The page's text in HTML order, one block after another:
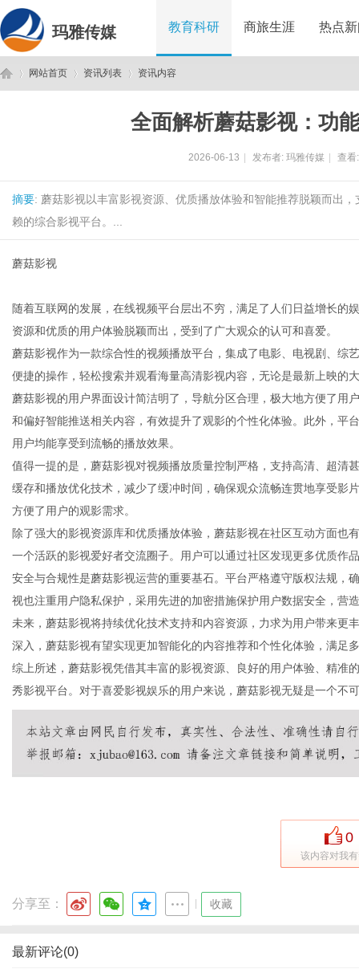
玛雅传媒 教育科研 商旅生涯 热点
网站首页 资讯列表 资讯内容
全面解析蘑菇影视：功
2026-06-13 发布者: 玛雅传媒 查
摘要: 蘑菇影视以丰富影视资源、优质播放体验和智能推荐脱颖而出
赖的综合影视平台。...
蘑菇影视
随着互联网的发展，在线视频平台层出不穷，满足了人们日益增长的
资源和优质的用户体验脱颖而出，受到了广大观众的认可和喜爱。
蘑菇影视作为一款综合性的视频播放平台，集成了电影、电视剧、综
便捷的操作，轻松搜索并观看海量高清影视内容，无论是最新上映的
蘑菇影视的用户界面设计简洁明了，导航分区合理，极大地方便了用
和偏好智能推送相关内容，有效提升了观影的个性化体验。此外，平
用户均能享受到流畅的播放效果。
值得一提的是，蘑菇影视对视频播放质量控制严格，支持高清、超清
缓存和播放优化技术，减少了缓冲时间，确保观众流畅连贯地享受影
方便了用户的观影需求。
除了强大的影视资源库和优质播放体验，蘑菇影视在社区互动方面也
一个活跃的影视爱好者交流圈子。用户可以通过社区发现更多优质作
安全与合规性是蘑菇影视运营的重要基石。平台严格遵守版权法规，
视也注重用户隐私保护，采用先进的加密措施保护用户数据安全，营
未来，蘑菇影视将持续优化技术支持和内容资源，力求为用户带来更
深入，蘑菇影视有望实现更加智能化的内容推荐和个性化体验，满足
综上所述，蘑菇影视凭借其丰富的影视资源、良好的用户体验、精准
秀影视平台。对于喜爱影视娱乐的用户来说，蘑菇影视无疑是一个不
0
该内容对我
分享至： 收藏
最新评论(0)